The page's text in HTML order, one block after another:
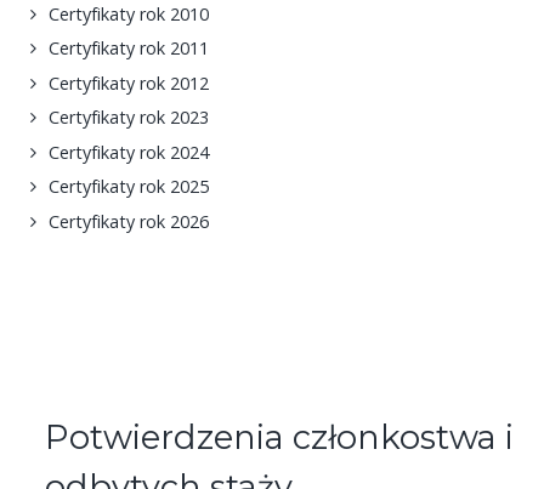
Certyfikaty rok 2010
Certyfikaty rok 2011
Certyfikaty rok 2012
Certyfikaty rok 2023
Certyfikaty rok 2024
Certyfikaty rok 2025
Certyfikaty rok 2026
Potwierdzenia członkostwa i